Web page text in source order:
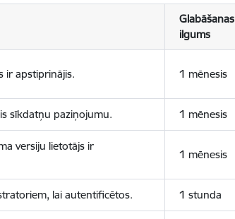
Glabāšanas
ilgums
ir apstiprinājis. 1 mēnesis
sīkdatņu paziņojumu. 1 mēnesis
versiju lietotājs ir
1 mēnesis
lai autentificētos. 1 stunda